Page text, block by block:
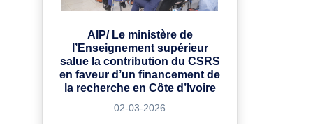
AIP/ Le ministère de
l’Enseignement supérieur
salue la contribution du CSRS
en faveur d’un financement de
la recherche en Côte d’Ivoire
02-03-2026